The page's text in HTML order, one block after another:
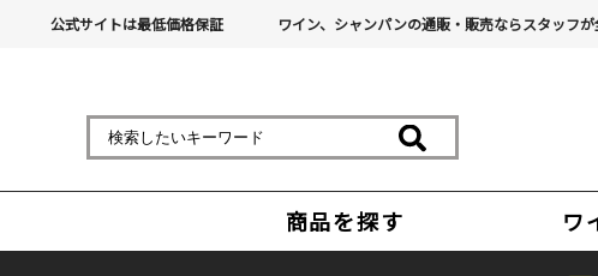
公式サイトは最低価格保証 ワイン、シャンパンの通販・販売ならスタッフ
商品を探す ワ